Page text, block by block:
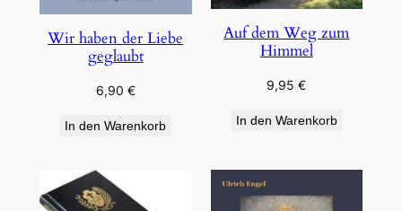
Wir haben der Liebe
geglaubt
6,90 €
In den Warenkorb
Auf dem Weg zum
Himmel
9,95€
In den Warenkorb